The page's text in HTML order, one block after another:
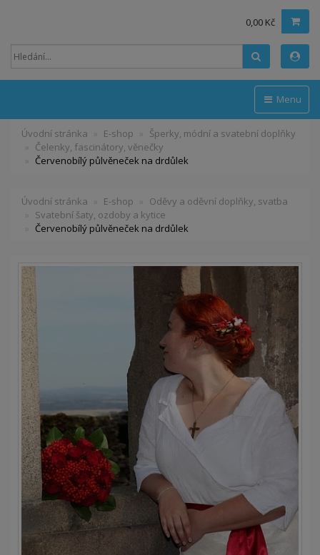
0,00 Kč
Menu
Úvodní stránka E-shop
Šperky, módní a svatební doplňky
Čelenky, fascinátory, věnečky
Červenobílý půlvěneček na drdůlek
Úvodní stránka E-shop
Oděvy a oděvní doplňky, svatba
Svatební šaty, ozdoby a kytice
Červenobílý půlvěneček na drdůlek